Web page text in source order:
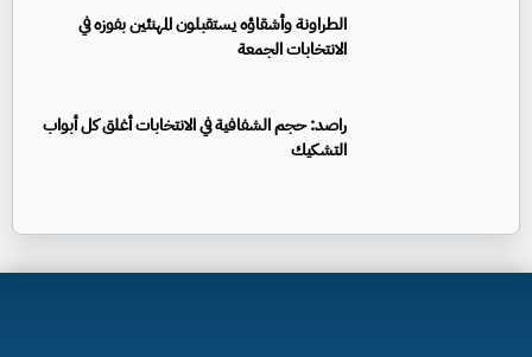
الطراونة وأشقاؤه يستقبلون المهنئين بفوزه في
الانتخابات الجمعة
راصد: حجم الشفافية في الانتخابات أغلق كل أبواب
التشكيك